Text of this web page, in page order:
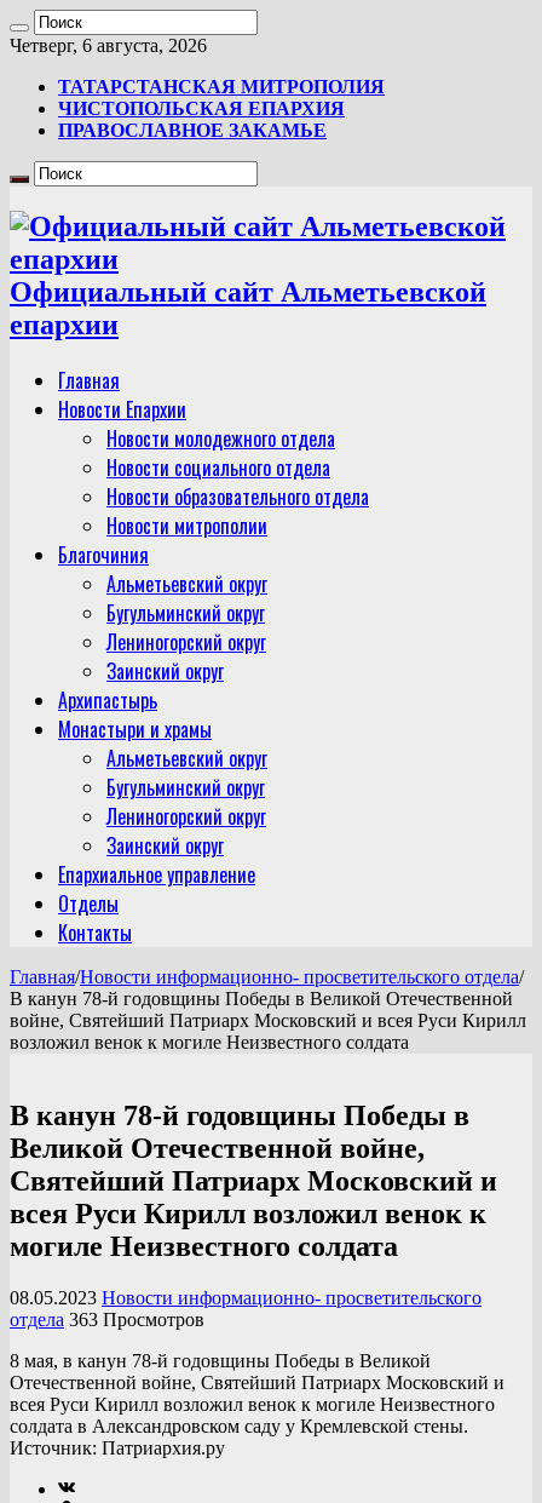
Четверг, 6 августа, 2026
ТАТАРСТАНСКАЯ МИТРОПОЛИЯ
ЧИСТОПОЛЬСКАЯ ЕПАРХИЯ
ПРАВОСЛАВНОЕ ЗАКАМЬЕ
Официальный сайт Альметьевской
епархии
Главная
Новости Епархии
Новости молодежного отдела
Новости социального отдела
Новости образовательного отдела
Новости митрополии
Благочиния
Альметьевский округ
Бугульминский округ
Лениногорский округ
Заинский округ
Архипастырь
Монастыри и храмы
Альметьевский округ
Бугульминский округ
Лениногорский округ
Заинский округ
Епархиальное управление
Отделы
Контакты
Главная/Новости информационно- просветительского отдела/
В канун 78-й годовщины Победы в Великой Отечественной
войне, Святейший Патриарх Московский и всея Руси Кирилл
возложил венок к могиле Неизвестного солдата
В канун 78-й годовщины Победы в
Великой Отечественной войне,
Святейший Патриарх Московский и
всея Руси Кирилл возложил венок к
могиле Неизвестного солдата
08.05.2023 Новости информационно- просветительского
отдела 363 Просмотров
8 мая, в канун 78-й годовщины Победы в Великой
Отечественной войне, Святейший Патриарх Московский и
всея Руси Кирилл возложил венок к могиле Неизвестного
солдата в Александровском саду у Кремлевской стены.
Источник: Патриархия.ру